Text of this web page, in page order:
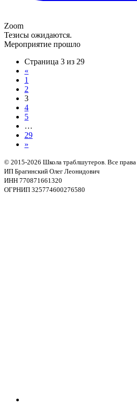
Zoom
Тезисы ожидаются.
Мероприятие прошло
Страница 3 из 29
«
1
2
3
4
5
…
29
»
© 2015-2026 Школа траблшутеров. Все
ИП Брагинский Олег Леонидович
ИНН 770871661320
ОГРНИП 325774600276580